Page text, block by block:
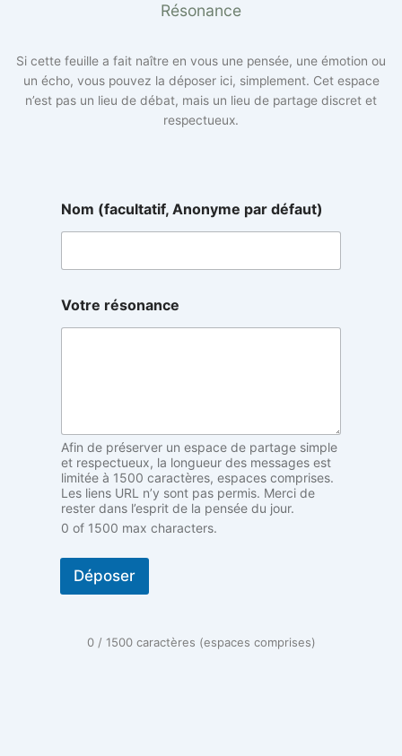
Résonance
Si cette feuille a fait naître en vous une pensée, une émotion ou
un écho, vous pouvez la déposer ici, simplement. Cet espace
n’est pas un lieu de débat, mais un lieu de partage discret et
respectueux.
o
m
A
n
o
Nom (facultatif, Anonyme par défaut)
Votre résonance
Afin de préserver un espace de partage simple
et respectueux, la longueur des messages est
limitée à 1500 caractères, espaces comprises.
Les liens URL n’y sont pas permis. Merci de
rester dans l’esprit de la pensée du jour.
0 of 1500 max characters.
Déposer
0 / 1500 caractères (espaces comprises)